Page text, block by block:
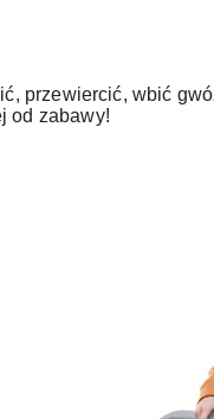
przewiercić, wbić
od zabawy!